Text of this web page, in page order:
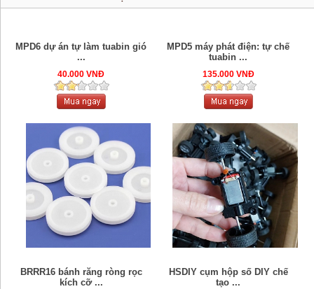
MPD6 dự án tự làm tuabin gió
...
40.000 VNĐ
MPD5 máy phát điện: tự chế
tuabin ...
135.000 VNĐ
BRRR16 bánh răng ròng rọc
kích cỡ ...
HSDIY cụm hộp số DIY chế
tạo ...